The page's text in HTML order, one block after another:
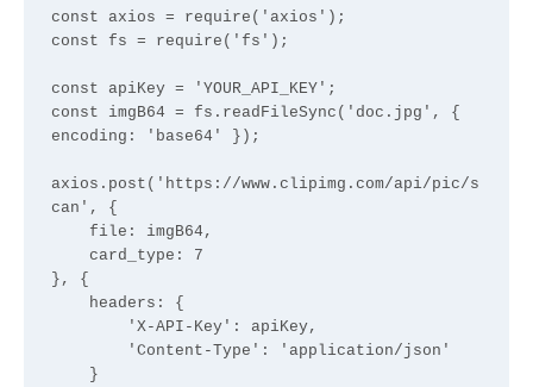
const axios = require('axios');
const fs = require('fs');
const apiKey = 'YOUR_API_KEY';
const imgB64 = fs.readFileSync('doc.jpg', {
encoding: 'base64' });
axios.post('https://www.clipimg.com/api/pic/s
can', {
}, {